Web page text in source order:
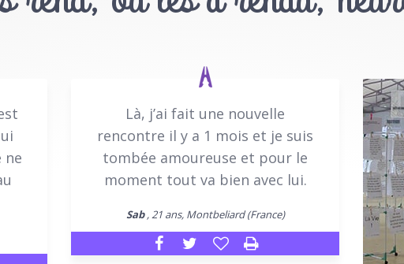
ne
Là, j’ai fait une nouvelle
rencontre il y a 1 mois et je suis
tombée amoureuse et pour le
moment tout va bien avec lui.
Sab, 21 ans, Montbeliard (France)